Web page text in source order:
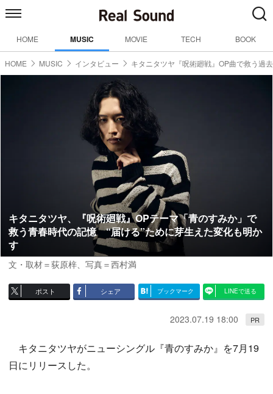
HOME MUSIC MOVIE TECH BOOK
HOME MUSIC インタビュー キタニタツヤ『呪術廻戦』OP曲で救う過去
キタニタツヤ、『呪術廻戦』OPテーマ「青のすみか」で
救う青春時代の記憶 “届ける”ために芽生えた変化も明か
す
文・取材＝荻原梓、 写真＝西村満
ポスト シェア ブックマーク LINEで送る
2023.07.19 18:00 PR
キタニタツヤがニューシングル『青のすみか』を7月19
日にリリースした。